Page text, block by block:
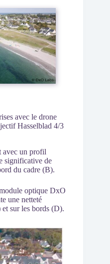
avec le drone
Hasselblad 4/3
avec un profil
significative de
du cadre (B).
optique DxO
une netteté
sur les bords (D).